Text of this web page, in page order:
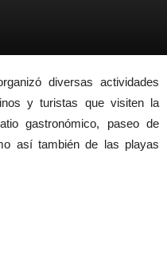
diversas actividades
y turistas que visiten la
gastronómico, paseo de
así también de las playas